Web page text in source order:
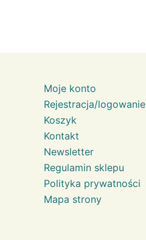
Moje konto
Rejestracja/logowanie
Koszyk
Kontakt
Newsletter
Regulamin sklepu
Polityka prywatności
Mapa strony